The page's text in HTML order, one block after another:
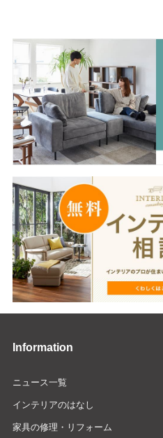
Information
ニュース一覧
インテリアのはなし
家具の修理・リフォーム